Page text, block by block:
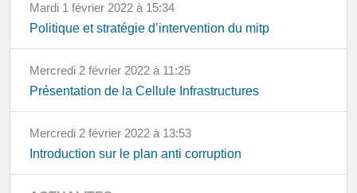
mardi 1 février 2022 à 15:34
Politique et stratégie d’intervention du mitp
mercredi 2 février 2022 à 11:25
Présentation de la Cellule Infrastructures
mercredi 2 février 2022 à 13:53
Introduction sur le plan anti corruption